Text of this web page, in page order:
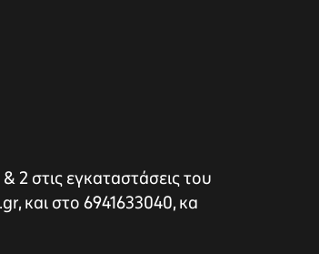
2 στις εγκαταστάσεις του
και στο 6941633040, κα